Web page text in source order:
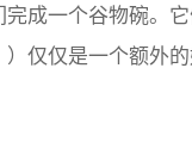
成一个谷物碗。
仅仅是一个额外